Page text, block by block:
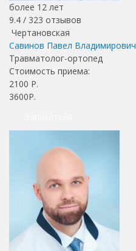
более 12 лет
9.4 / 323 отзывов
Чертановская
Савинов Павел Владимирович
Травматолог-ортопед
Стоимость приема:
2100 Р.
3600Р.